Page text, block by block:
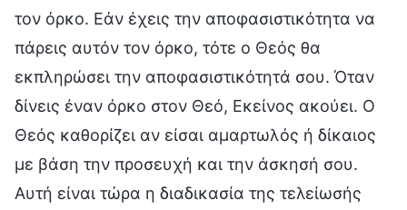
τον όρκο. Εάν έχεις την αποφασιστικότητα να
πάρεις αυτόν τον όρκο, τότε ο Θεός θα
εκπληρώσει την αποφασιστικότητά σου. Όταν
δίνεις έναν όρκο στον Θεό, Εκείνος ακούει. Ο
Θεός καθορίζει αν είσαι αμαρτωλός ή δίκαιος
με βάση την προσευχή και την άσκησή σου.
Αυτή είναι τώρα η διαδικασία της τελείωσής